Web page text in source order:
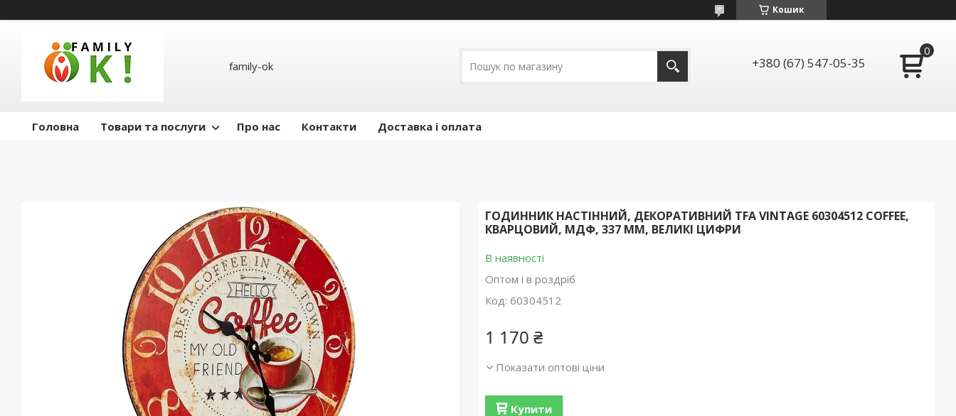
Кошик
family-ok +380 (67) 547-05-35
Головна Товари та послуги Про нас Контакти Доставка і оплата
ГОДИННИК НАСТІННИЙ, ДЕКОРАТИВНИЙ TFA VINTAGE 60304512 COFFEE,
КВАРЦОВИЙ, МДФ, 337 ММ, ВЕЛИКІ ЦИФРИ
В наявності
Оптом і в роздріб
Код: 60304512
1 170 ₴
Показати оптові ціни
Купити